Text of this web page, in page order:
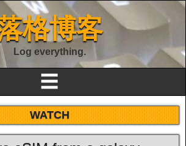
格博客
Log everything.
☰
WATCH